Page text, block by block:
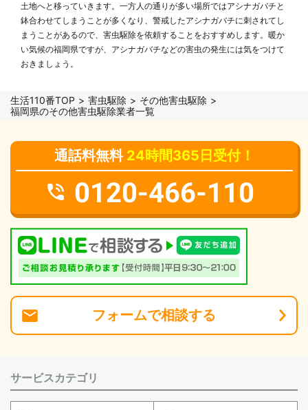
土地へと移っていきます。一方人の通りが多い場所ではアシナガバチと
鉢合わせてしまうことが多くなり、警戒したアシナガバチに刺されてし
まうことがあるので、害虫駆除を依頼することをおすすめします。暖か
い気候の福岡県ですが、アシナガバチなどの害虫の発生には気をつけて
おきましょう。
生活110番TOP 害虫駆除
その他害虫駆除
福岡県のその他害虫駆除業者一覧
通話料無料 24時間365日受付！
0120-466-110
フォームで相談する
サービスカテゴリ